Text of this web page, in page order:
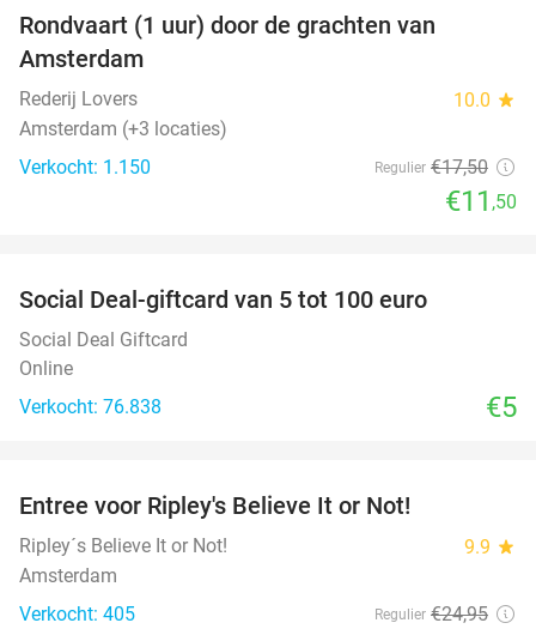
Rondvaart (1 uur) door de grachten van
Amsterdam
Rederij Lovers 10.0 star
Amsterdam (+3 locaties)
Verkocht: 1.150
Regulier €17,50
€11 ,50
Social Deal-giftcard van 5 tot 100 euro
Social Deal Giftcard
Online
Verkocht: 76.838
€5
Entree voor Ripley's Believe It or Not!
Ripley´s Believe It or Not! 9.9 star
Amsterdam
Verkocht: 405
Regulier €24,95